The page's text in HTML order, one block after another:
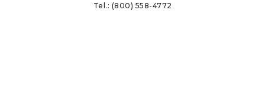
Tel.: (800) 558-4772